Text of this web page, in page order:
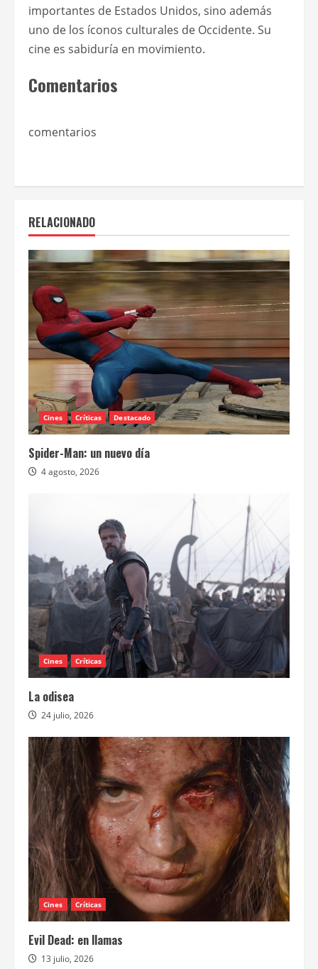
importantes de Estados Unidos, sino además
uno de los íconos culturales de Occidente. Su
cine es sabiduría en movimiento.
Comentarios
comentarios
RELACIONADO
Cines Críticas Destacado
Spider-Man: un nuevo día
4 agosto, 2026
Cines Críticas
La odisea
24 julio, 2026
Cines Críticas
Evil Dead: en llamas
13 julio, 2026